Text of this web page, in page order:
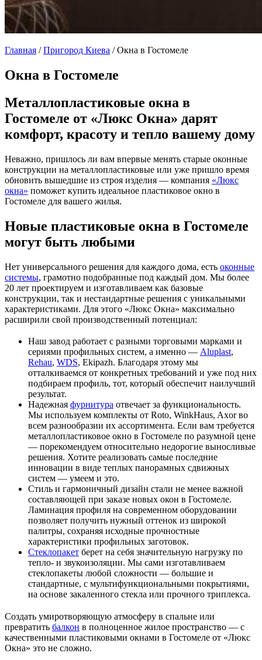
Главная /Пригород Киева /Окна в Гостомеле
Окна в Гостомеле
Металлопластиковые окна в
Гостомеле от «Люкс Окна» дарят
комфорт, красоту и тепло вашему дому
Неважно, пришлось ли вам впервые менять старые оконные
конструкции на металлопластиковые или уже пришло время
обновить вышедшие из строя изделия — компания «Люкс
окна» поможет купить идеальное пластиковое окно в
Гостомеле для вашего жилья.
Новые пластиковые окна в Гостомеле
могут быть любыми
Нет универсального решения для каждого дома, есть оконные
системы, грамотно подобранные под каждый дом. Мы более
20 лет проектируем и изготавливаем как базовые
конструкции, так и нестандартные решения с уникальными
характеристиками. Для этого «Люкс Окна» максимально
расширили свой производственный потенциал:
Наш завод работает с разными торговыми марками и
сериями профильных систем, а именно — Aluplast,
Rehau, WDS, Ekipazh. Благодаря этому мы
отталкиваемся от конкретных требований и уже под них
подбираем профиль, тот, который обеспечит наилучший
результат.
Надежная фурнитура отвечает за функциональность.
Мы используем комплекты от Roto, WinkHaus, Axor во
всем разнообразии их ассортимента. Если вам требуется
металлопластиковое окно в Гостомеле по разумной цене
— порекомендуем относительно недорогие выносливые
решения. Хотите реализовать самые последние
инновации в виде теплых панорамных сдвижных
систем — умеем и это.
Стиль и гармоничный дизайн стали не менее важной
составляющей при заказе новых окон в Гостомеле.
Ламинация профиля на современном оборудовании
позволяет получить нужный оттенок из широкой
палитры, сохраняя исходные прочностные
характеристики профильных заготовок.
Стеклопакет берет на себя значительную нагрузку по
тепло- и звукоизоляции. Мы сами изготавливаем
стеклопакеты любой сложности — большие и
стандартные, с мультифункциональными покрытиями,
на основе закаленного стекла или прочного триплекса.
Создать умиротворяющую атмосферу в спальне или
превратить балкон в полноценное жилое пространство — с
качественными пластиковыми окнами в Гостомеле от «Люкс
Окна» это не сложно.